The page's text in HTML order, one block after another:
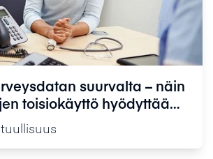
suurvalta – näin
toisiokäyttö hyödyttää